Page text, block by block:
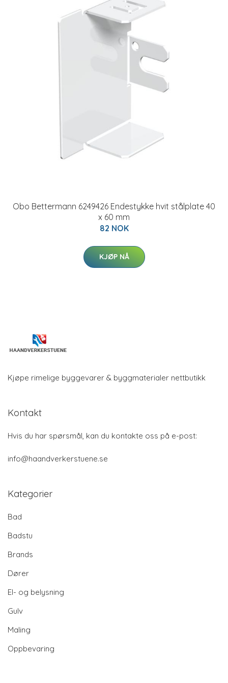
Obo Bettermann 6249426 Endestykke hvit stålplate 40
x 60 mm
82 NOK
KJØP NÅ
Kjøpe rimelige byggevarer & byggmaterialer nettbutikk
Kontakt
Hvis du har spørsmål, kan du kontakte oss på e-post:
info@haandverkerstuene.se
Kategorier
Bad
Badstu
Brands
Dører
El- og belysning
Gulv
Maling
Oppbevaring